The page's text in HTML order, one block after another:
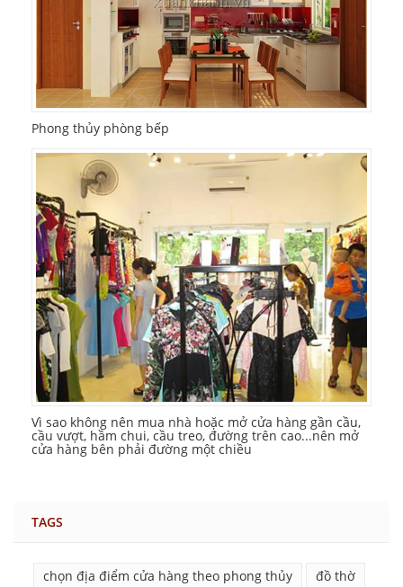
Phong thủy phòng bếp
Vì sao không nên mua nhà hoặc mở cửa hàng gần cầu,
cầu vượt, hầm chui, cầu treo, đường trên cao...nên mở
cửa hàng bên phải đường một chiều
TAGS
chọn địa điểm cửa hàng theo phong thủy
đồ thờ